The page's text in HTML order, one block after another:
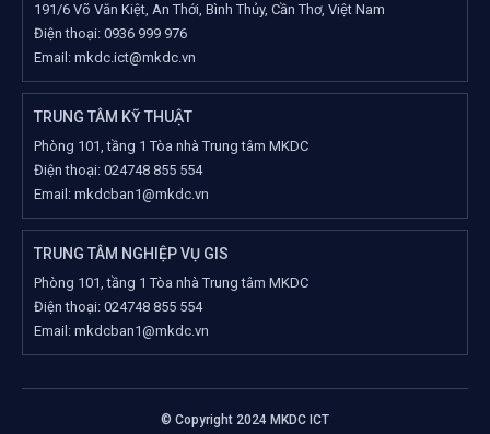
191/6 Võ Văn Kiệt, An Thới, Bình Thủy, Cần Thơ, Việt Nam
Điện thoại: 0936 999 976
Email: mkdc.ict@mkdc.vn
TRUNG TÂM KỸ THUẬT
Phòng 101, tầng 1 Tòa nhà Trung tâm MKDC
Điện thoại: 024748 855 554
Email: mkdcban1@mkdc.vn
TRUNG TÂM NGHIỆP VỤ GIS
Phòng 101, tầng 1 Tòa nhà Trung tâm MKDC
Điện thoại: 024748 855 554
Email: mkdcban1@mkdc.vn
© Copyright 2024 MKDC ICT